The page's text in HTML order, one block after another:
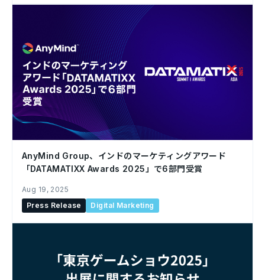
AnyMind Group、インドのマーケティングアワード
「DATAMATIXX Awards 2025」で6部門受賞
Aug 19, 2025
Press Release
Digital Marketing